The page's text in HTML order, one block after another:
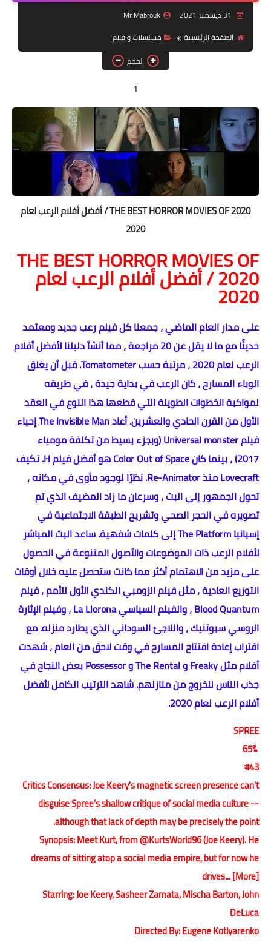
مقالات
العاب
وظائف خالية
Mr Mabrouk
الصفحة الرئيسية
مسلسلات وافلام
الحجم
1
THE BEST HORROR MOVIES OF 2020 / أفضل أفلام الرعب لعام
2020
THE BEST HORROR MOVIES OF
2020 / أفضل أفلام الرعب لعام
2020
على مدار العام الماضي ، جمعنا كل فيلم رعب جديد ومعتمد
حديثًا مع ما لا يقل عن 20 مراجعة ، مما أنشأ دليلنا لأفضل أفلام
الرعب لعام 2020 ، مرتبة حسب Tomatometer. قبل أن يغلق
الوباء المسارح ، كان الرعب في بداية جيدة ، في طريقه
لمواكبة الخطوات الطويلة التي قطعها هذا النوع في العقد
الأول من القرن الحادي والعشرين. أعاد The Invisible Man إحياء
فيلم Universal monster (وبجزء بسيط من تكلفة مومياء
2017) ، بينما كان Color Out of Space هو أفضل فيلم H. تكيف
Lovecraft منذ Re-Animator. نظرًا لوجود مأوى في مكانه ،
تحول الجمهور إلى البث ، وسرعان ما زاد المضيف الذي تم
تصويره في الحجر الصحي وتشريح الطبقة الاجتماعية في
إسبانيا The Platform إلى كلمات شفهية. ساعد البث المباشر
لأفلام الرعب ذات الموضوعات والأصول المتنوعة في الحصول
على مزيد من الاهتمام أكثر مما كانت ستحصل عليه خلال أوقات
التوزيع العادية ، مثل فيلم الزومبي الكندي الأول للأمم ، فيلم
Blood Quantum ، والفيلم السياسي La Llorona ، وفيلم الإثارة
الروسي سبوتنيك ، واللاجئ السوداني الذي يطارد منزله. مع
اقتراب إعادة افتتاح المسارح في وقت لاحق من العام ، شهدت
أفلام مثل Freaky و The Rental و Possessor بعض النجاح في
جذب الناس للخروج من منازلهم. شاهد الترتيب الكامل لأفضل
أفلام الرعب لعام 2020.
SPREE
65%
#43
Critics Consensus: Joe Keery's magnetic screen presence can't
disguise Spree's shallow critique of social media culture --
although that lack of depth may be precisely the point.
Synopsis: Meet Kurt, from @KurtsWorld96 (Joe Keery). He
dreams of sitting atop a social media empire, but for now he
drives... [More]
Starring: Joe Keery, Sasheer Zamata, Mischa Barton, John
DeLuca
Directed By: Eugene Kotlyarenko